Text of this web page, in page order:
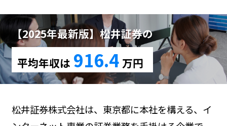
【2025年最新版】松井証券の
平均年収は 916.4 万円
松井証券株式会社は、東京都に本社を構える、イ